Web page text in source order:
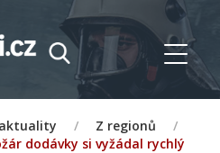
/ Z regionů
/
dodávky si vyžádal rychlý